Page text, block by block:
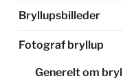
Bryllupsbilleder
Fotograf bryllup
Generelt om